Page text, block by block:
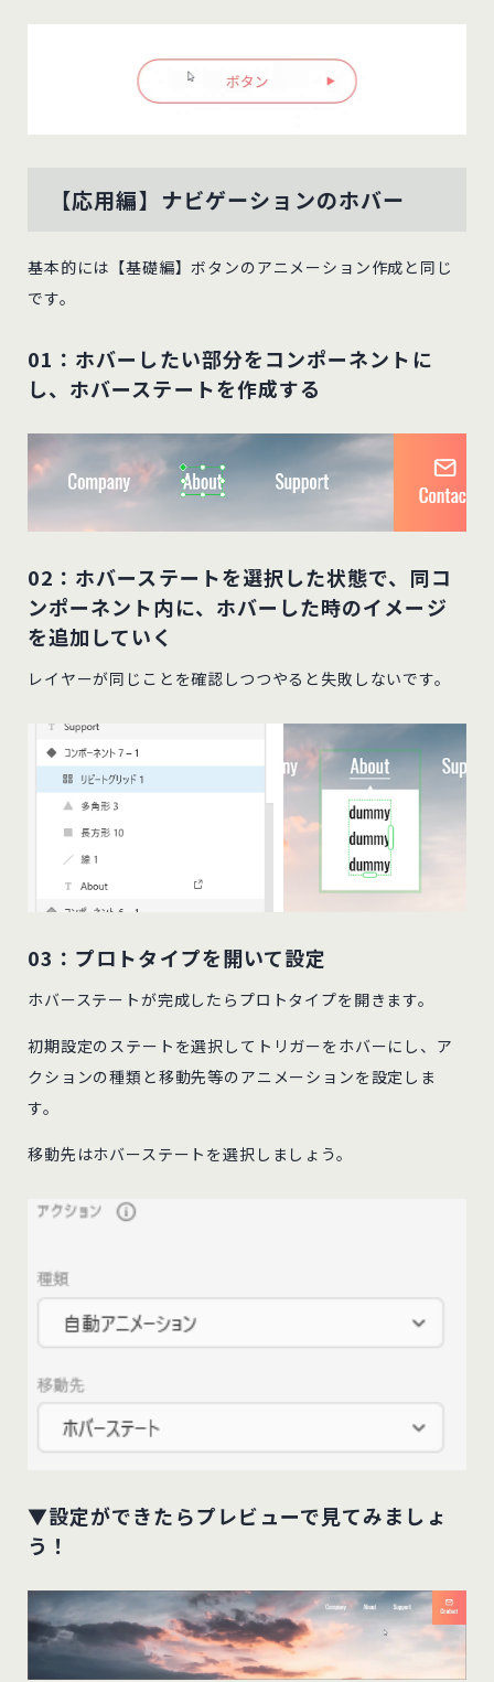
【応用編】ナビゲーションのホバー
基本的には【基礎編】ボタンのアニメーション作成と同じ
です。
01：ホバーしたい部分をコンポーネントに
し、ホバーステートを作成する
02：ホバーステートを選択した状態で、同コ
ンポーネント内に、ホバーした時のイメージ
を追加していく
レイヤーが同じことを確認しつつやると失敗しないです。
03：プロトタイプを開いて設定
ホバーステートが完成したらプロトタイプを開きます。
初期設定のステートを選択してトリガーをホバーにし、ア
クションの種類と移動先等のアニメーションを設定しま
す。
移動先はホバーステートを選択しましょう。
▼設定ができたらプレビューで見てみましょ
う！